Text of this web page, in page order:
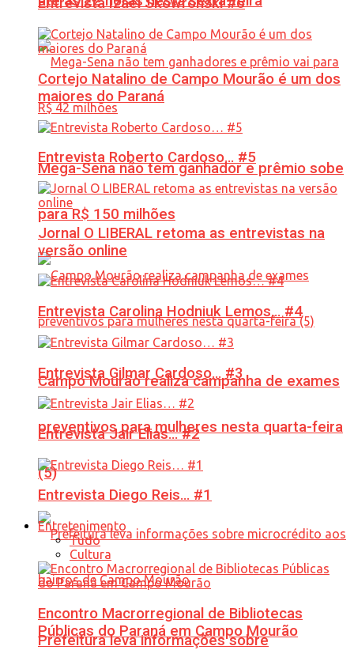
Mega-Sena não tem ganhador e prêmio sobe
para R$ 150 milhões
Campo Mourão realiza campanha de exames
preventivos para mulheres nesta quarta-feira
(5)
Prefeitura leva informações sobre
Cortejo Natalino de Campo Mourão é um dos
maiores do Paraná
Entrevista Roberto Cardoso… #5
Jornal O LIBERAL retoma as entrevistas na
versão online
Entrevista Carolina Hodniuk Lemos… #4
Entrevista Gilmar Cardoso… #3
Entrevista Jair Elias… #2
Entrevista Diego Reis… #1
Entretenimento
Tudo
Cultura
Encontro Macrorregional de Bibliotecas
Públicas do Paraná em Campo Mourão